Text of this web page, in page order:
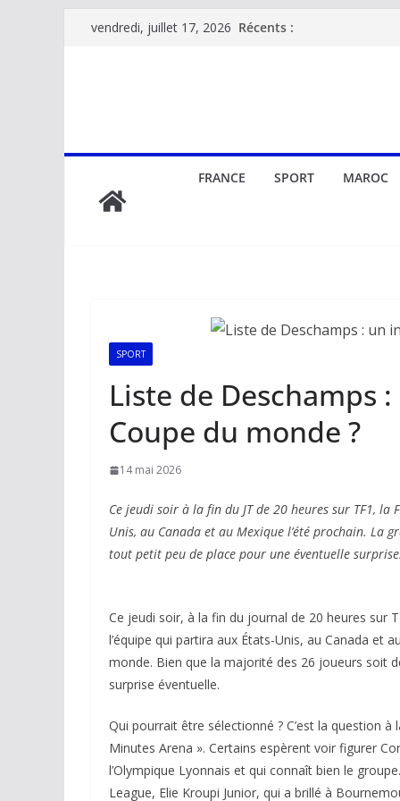
Passervendredi, juillet 17, 2026 Récents :
FRANCE SPORT MAROC
SPORT
Liste de Deschamps
Coupe du monde ?
14 mai 2026
Ce jeudi soir à la fin du JT de 20 heures sur TF1, la
Unis, au Canada et au Mexique l’été prochain. La
tout petit peu de place pour une éventuelle surprise.
Ce jeudi soir, à la fin du journal de 20 heures sur
l’équipe qui partira aux États-Unis, au Canada et
monde. Bien que la majorité des 26 joueurs soit
surprise éventuelle.
Qui pourrait être sélectionné ? C’est la question
Minutes Arena ». Certains espèrent voir figurer
l’Olympique Lyonnais et qui connaît bien le
League, Elie Kroupi Junior, qui a brillé à